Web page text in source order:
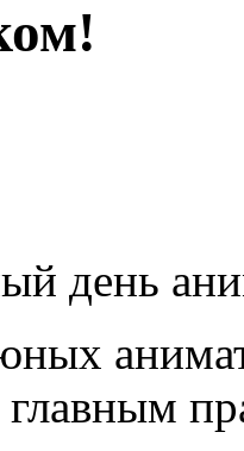
день